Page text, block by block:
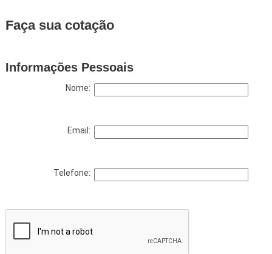
Faça sua cotação
Informações Pessoais
Nome:
Email:
Telefone: